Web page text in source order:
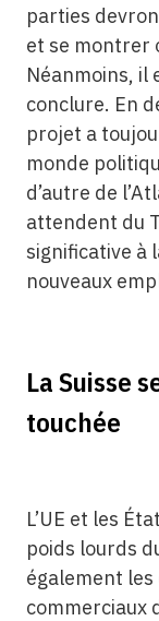
parties
et se montrer
Néanmoins, il
conclure. En
projet a
monde
d’autre de
attendent du
significative à
nouveaux
La Suisse
touchée
L’UE et les
poids lourds
également
commerciaux